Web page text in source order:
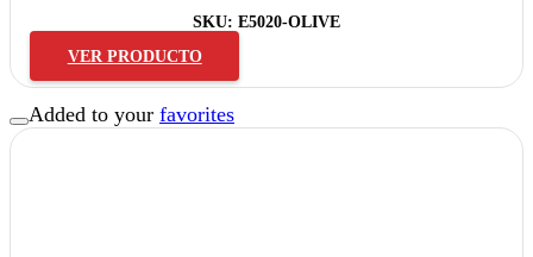
SKU: E5020-OLIVE
VER PRODUCTO
Added to your favorites